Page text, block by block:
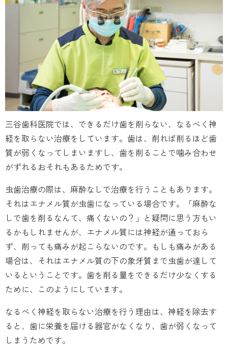
三谷歯科医院では、できるだけ歯を削らない、なるべく神
経を取らない治療をしています。歯は、削れば削るほど歯
質が弱くなってしまいますし、歯を削ることで噛み合わせ
がずれるおそれもあるためです。
虫歯治療の際は、麻酔なしで治療を行うこともあります。
それはエナメル質が虫歯になっている場合です。「麻酔な
しで歯を削るなんて、痛くないの？」と疑問に思う方もい
るかもしれませんが、エナメル質には神経が通っておら
ず、削っても痛みが起こらないのです。もしも痛みがある
場合は、それはエナメル質の下の象牙質まで虫歯が達して
いるということです。歯を削る量をできるだけ少なくする
ために、このようにしています。
なるべく神経を取らない治療を行う理由は、神経を除去す
ると、歯に栄養を届ける器官がなくなり、歯が弱くなって
しまうためです。